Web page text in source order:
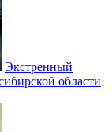
Экстренный
области